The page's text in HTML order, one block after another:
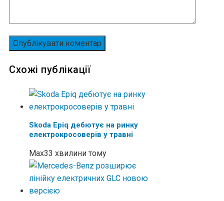
Схожі публікації
Skoda Epiq дебютує на ринку
електрокросоверів у травні
Max33 хвилини тому